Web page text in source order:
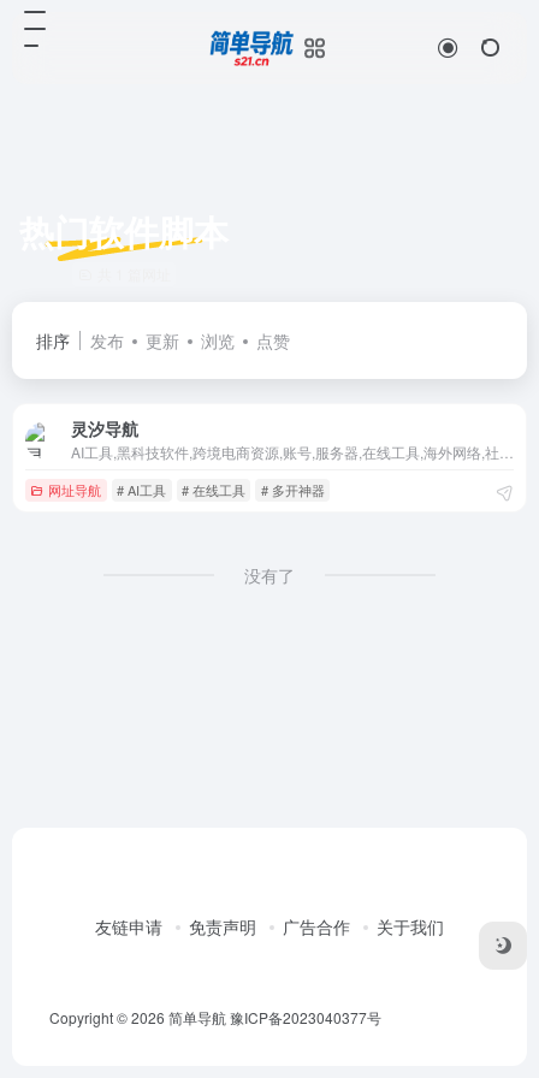
热门软件脚本
排序 发布 更新 浏览 点赞
灵汐导航
网址导航 # AI工具 # 在线工具 # 多开神器
没有了
友链申请 免责声明 广告合作 关于我们
Copyright © 2026 简单导航豫ICP备2023040377号